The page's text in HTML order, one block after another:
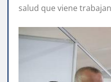
salud que viene